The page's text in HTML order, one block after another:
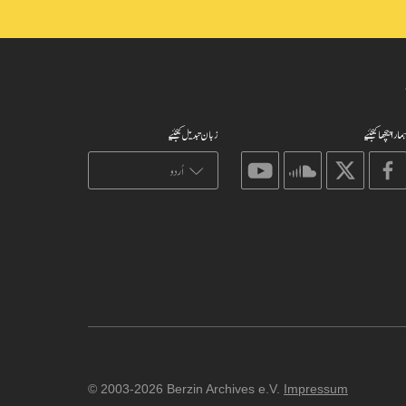
زبان تبدیل کیجئیے
ہمارا پیچھا کیجئیے
on
facebook
on
on
soundcloud
on
youtube
© 2003-2026 Berzin Archives e.V. Impressum